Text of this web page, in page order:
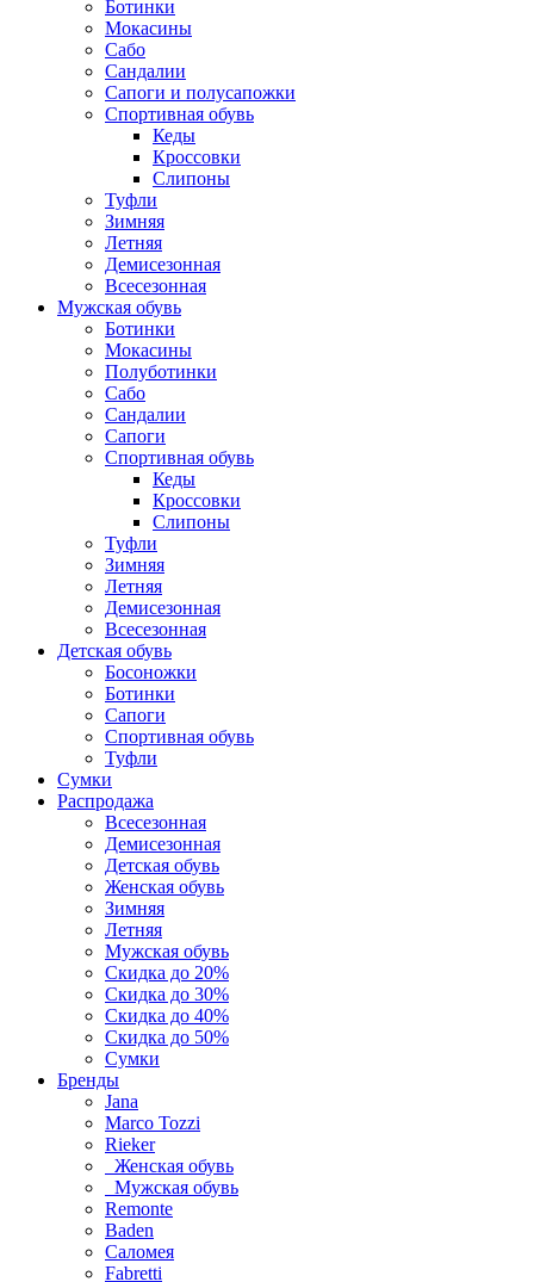
Ботинки
Мокасины
Сабо
Сандалии
Сапоги и полусапожки
Спортивная обувь
Кеды
Кроссовки
Слипоны
Туфли
Зимняя
Летняя
Демисезонная
Всесезонная
Мужская обувь
Ботинки
Мокасины
Полуботинки
Сабо
Сандалии
Сапоги
Спортивная обувь
Кеды
Кроссовки
Слипоны
Туфли
Зимняя
Летняя
Демисезонная
Всесезонная
Детская обувь
Босоножки
Ботинки
Сапоги
Спортивная обувь
Туфли
Сумки
Распродажа
Всесезонная
Демисезонная
Детская обувь
Женская обувь
Зимняя
Летняя
Мужская обувь
Скидка до 20%
Скидка до 30%
Скидка до 40%
Скидка до 50%
Сумки
Бренды
Jana
Marco Tozzi
Rieker
Женская обувь
Мужская обувь
Remonte
Baden
Саломея
Fabretti